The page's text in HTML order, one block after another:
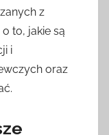
z
to, jakie są
i
oraz